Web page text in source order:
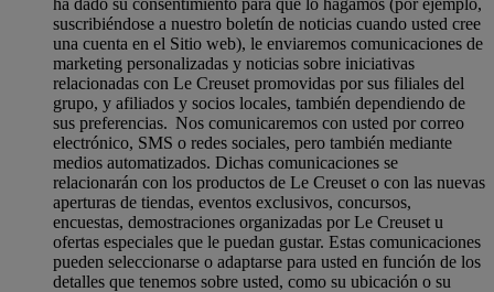
suscribiéndose a nuestro boletín de noticias cuando usted cree
una cuenta en el Sitio web), le enviaremos comunicaciones de
marketing personalizadas y noticias sobre iniciativas
relacionadas con Le Creuset promovidas por sus filiales del
grupo, y afiliados y socios locales, también dependiendo de
sus preferencias. Nos comunicaremos con usted por correo
electrónico, SMS o redes sociales, pero también mediante
medios automatizados. Dichas comunicaciones se
relacionarán con los productos de Le Creuset o con las nuevas
aperturas de tiendas, eventos exclusivos, concursos,
encuestas, demostraciones organizadas por Le Creuset u
ofertas especiales que le puedan gustar. Estas comunicaciones
pueden seleccionarse o adaptarse para usted en función de los
detalles que tenemos sobre usted, como su ubicación o su